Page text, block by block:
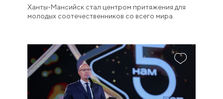
Ханты-Мансийск стал центром притяжения для
молодых соотечественников со всего мира.